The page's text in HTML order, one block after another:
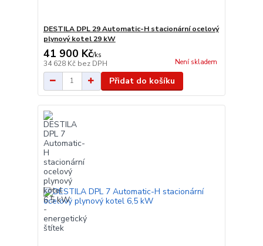
DESTILA DPL 29 Automatic-H stacionární ocelový
plynový kotel 29 kW
41 900 Kč/ks
34 628 Kč bez DPH Není skladem
Přidat do košíku